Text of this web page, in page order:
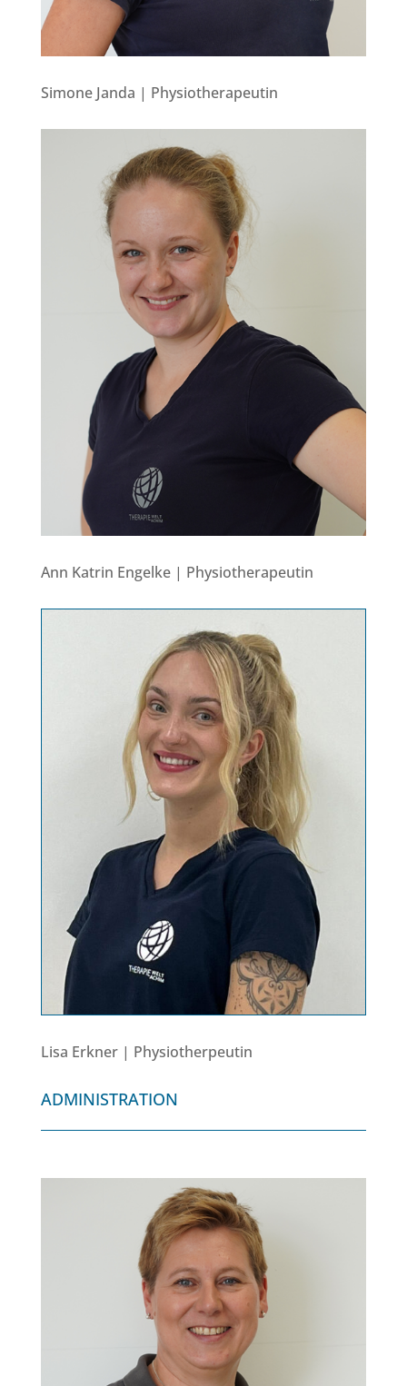
Simone Janda | Physiotherapeutin
Ann Katrin Engelke | Physiotherapeutin
Lisa Erkner | Physiotherpeutin
ADMINISTRATION